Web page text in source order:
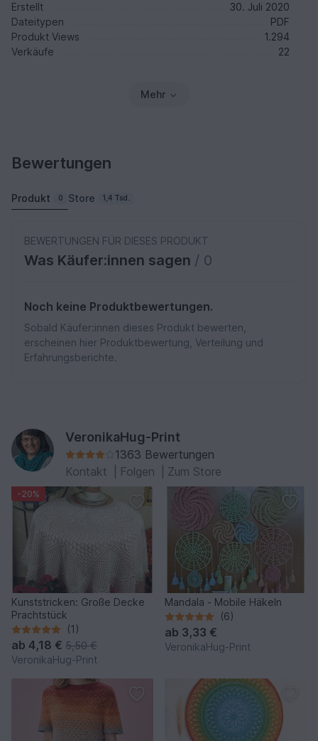
Erstellt
30. Juli 2020
Dateitypen
PDF
Produkt Views
1.294
Verkäufe
22
Mehr
Bewertungen
Produkt 0 Store 1,4 Tsd.
BEWERTUNGEN FÜR DIESES PRODUKT
Was Käufer:innen sagen / 0
Noch keine Produktbewertungen.
Sobald Käufer:innen dieses Produkt bewerten,
erscheinen hier Produktbewertung, Verteilung und
Erfahrungsberichte.
VeronikaHug-Print
1363 Bewertungen
Kontakt
Folgen Zum Store
-20%
Kunststricken: Große Decke
Prachtstück
(1)
ab 4,18 € 5,50 €
VeronikaHug-Print
Mandala - Mobile Häkeln
(6)
ab 3,33 €
VeronikaHug-Print